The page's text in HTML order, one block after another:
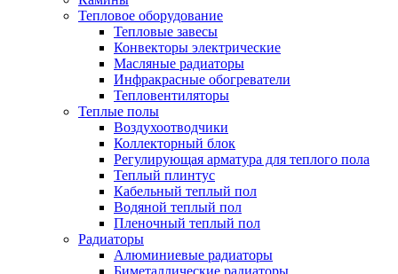
Тепловое оборудование
Тепловые завесы
Конвекторы электрические
Масляные радиаторы
Инфракрасные обогреватели
Тепловентиляторы
Теплые полы
Воздухоотводчики
Коллекторный блок
Регулирующая арматура для теплого пола
Теплый плинтус
Кабельный теплый пол
Водяной теплый пол
Пленочный теплый пол
Радиаторы
Алюминиевые радиаторы
Биметаллические радиаторы